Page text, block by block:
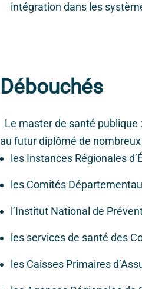
intégration dans les
Débouchés
Le master de santé
au futur diplômé de
les Instances Régionales
les Comités
l’Institut National de
les services de santé des
les Caisses Primaires